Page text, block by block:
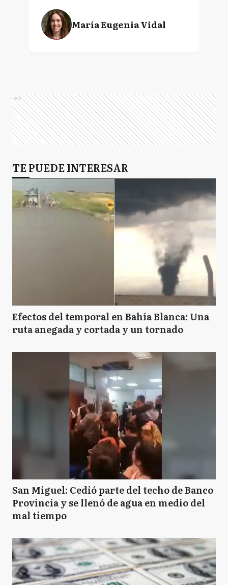
María Eugenia Vidal
Ads
TE PUEDE INTERESAR
Efectos del temporal en Bahía Blanca: Una
ruta anegada y cortada y un tornado
San Miguel: Cedió parte del techo de Banco
Provincia y se llenó de agua en medio del
mal tiempo